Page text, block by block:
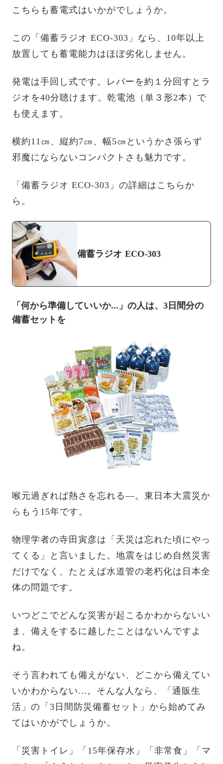
こちらも蓄電式はいかがでしょうか。
この「備蓄ラジオ ECO‐303」なら、10年以上
放置しても蓄電能力はほぼ劣化しません。
発電は手回し式です。レバーを約１分回すとラ
ジオを40分聴けます。乾電池（単３形2本）で
も使えます。
横約11㎝、縦約7㎝、幅5㎝というかさ張らず
邪魔にならないコンパクトさも魅力です。
「備蓄ラジオ ECO‐303」の詳細はこちらか
ら。
備蓄ラジオ ECO‐303
「何から準備していいか...」の人は、3日間分の
備蓄セットを
喉元過ぎれば熱さを忘れる―。東日本大震災か
らもう15年です。
物理学者の寺田寅彦は「天災は忘れた頃にやっ
てくる」と言いました。地震をはじめ自然災害
だけでなく、たとえば水道管の老朽化は日本全
体の問題です。
いつどこでどんな災害が起こるかわからないい
ま、備えをするに越したことはないんですよ
ね。
そう言われても備えがない、どこから備えてい
いかわからない...。そんな人なら、「通販生
活」の「3日間防災備蓄セット」から始めてみ
てはいかがでしょうか。
「災害トイレ」「15年保存水」「非常食」「マ